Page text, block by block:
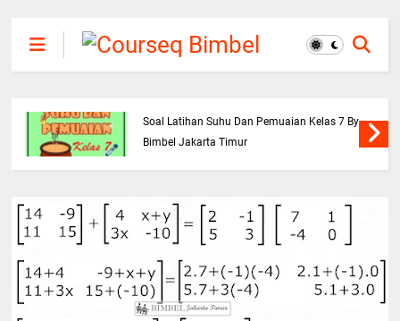
Soal Latihan Suhu Dan Pemuaian Kelas 7 By
Bimbel Jakarta Timur